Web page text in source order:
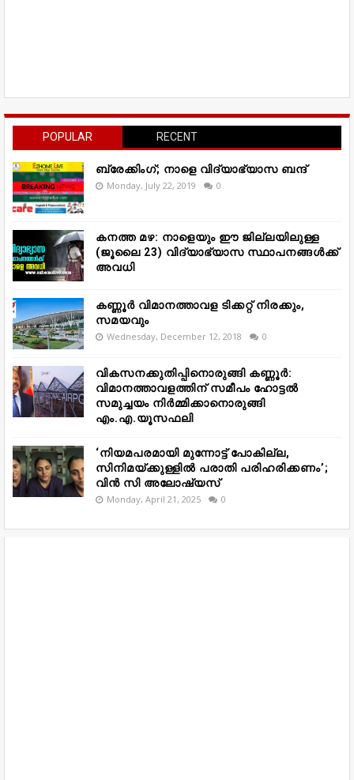
POPULAR RECENT
ബ്രേക്കിംഗ്; നാളെ വിദ്യാഭ്യാസ ബന്ദ്
Monday, July 22, 2019 0
കനത്ത മഴ: നാളെയും ഈ ജില്ലയിലുള്ള
(ജൂലൈ 23) വിദ്യാഭ്യാസ സ്ഥാപനങ്ങൾക്ക്
അവധി
കണ്ണൂർ വിമാനത്താവള ടിക്കറ്റ് നിരക്കും,
സമയവും
Wednesday, December 12, 2018 0
വികസനക്കുതിപ്പിനൊരുങ്ങി കണ്ണൂർ:
വിമാനത്താവളത്തിന് സമീപം ഹോട്ടൽ
സമുച്ചയം നിർമ്മിക്കാനൊരുങ്ങി
എം.എ.യൂസഫലി
‘നിയമപരമായി മുന്നോട്ട് പോകില്ല,
സിനിമയ്ക്കുള്ളിൽ പരാതി പരിഹരിക്കണം’;
വിൻ സി അലോഷ്യസ്
Monday, April 21, 2025 0